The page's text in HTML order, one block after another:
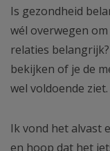
Is gezondheid
wél overwegen
relaties
bekijken of je de
wel voldoende ziet.
Ik vond het alvast
en hoop dat het